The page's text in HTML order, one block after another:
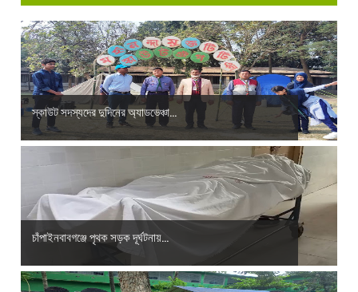
স্কাউট সদস্যদের দুদিনের অ্যাডভেঞ্চা...
চাঁপাইনবাবগঞ্জে পৃথক সড়ক দূর্ঘটনায়...